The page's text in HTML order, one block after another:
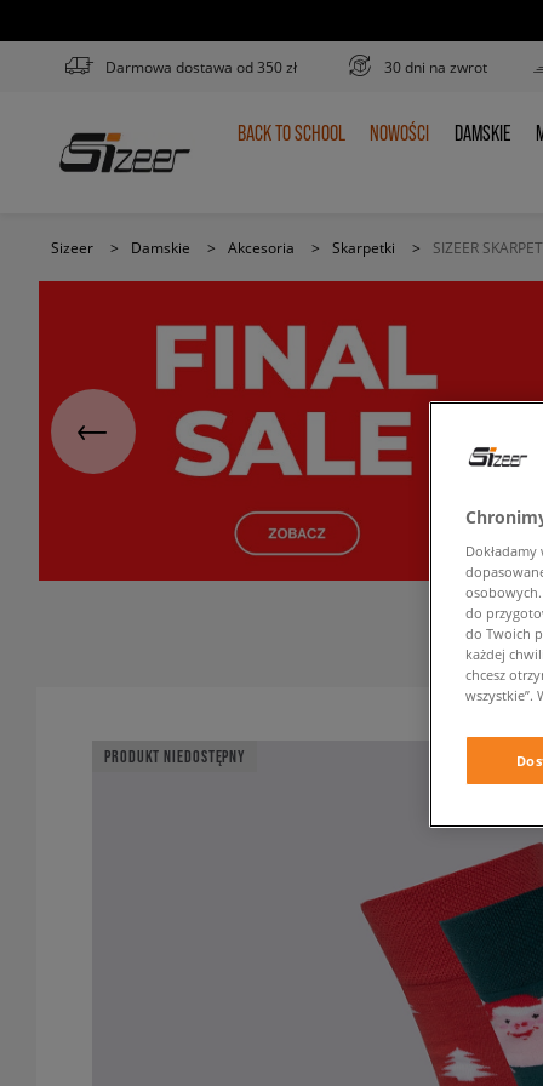
Darmowa dostawa od 350 zł 30 dni na zwrot
BACK
BACK TO SCHOOL NOWOŚCI
NOWOŚCI DAMSKIE
DAMSKIE
Sizeer > Damskie > Akcesoria > Skarpetki > SIZEER
PRODUKT NIEDOSTĘPNY
do
do Twoich
każdej
chcesz
wszystkie”.